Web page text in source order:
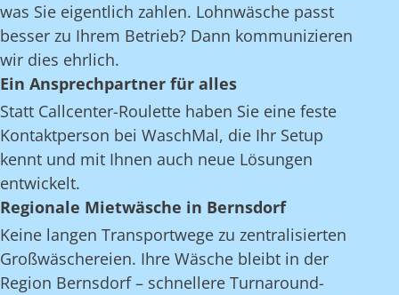
was Sie eigentlich zahlen. Lohnwäsche passt
besser zu Ihrem Betrieb? Dann kommunizieren
wir dies ehrlich.
Ein Ansprechpartner für alles
Statt Callcenter-Roulette haben Sie eine feste
Kontaktperson bei WaschMal, die Ihr Setup
kennt und mit Ihnen auch neue Lösungen
entwickelt.
Regionale Mietwäsche in Bernsdorf
Keine langen Transportwege zu zentralisierten
Großwäschereien. Ihre Wäsche bleibt in der
Region Bernsdorf – schnellere Turnaround-